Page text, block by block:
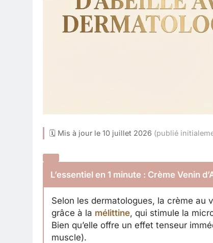
🗓 Mis à jour le 10 juillet 2026 (publié
L’essentiel en 1 minute : Crème Venin
Selon les dermatologues, la crème au
grâce à la mélittine, qui stimule la
Bien qu’elle offre un effet tenseur
muscle).